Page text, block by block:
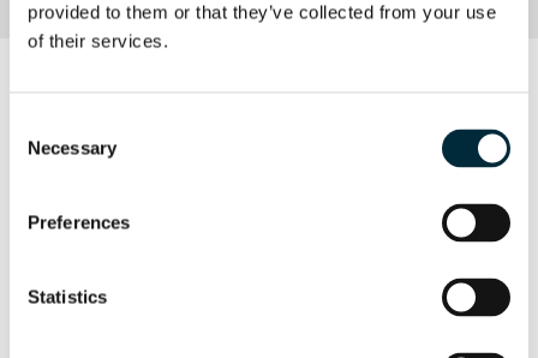
provided to them or that they’ve collected from your use
of their services.
Selection
Necessary
Preferences
Statistics
Produktdatenblatt HPP26D MULTIFLEX